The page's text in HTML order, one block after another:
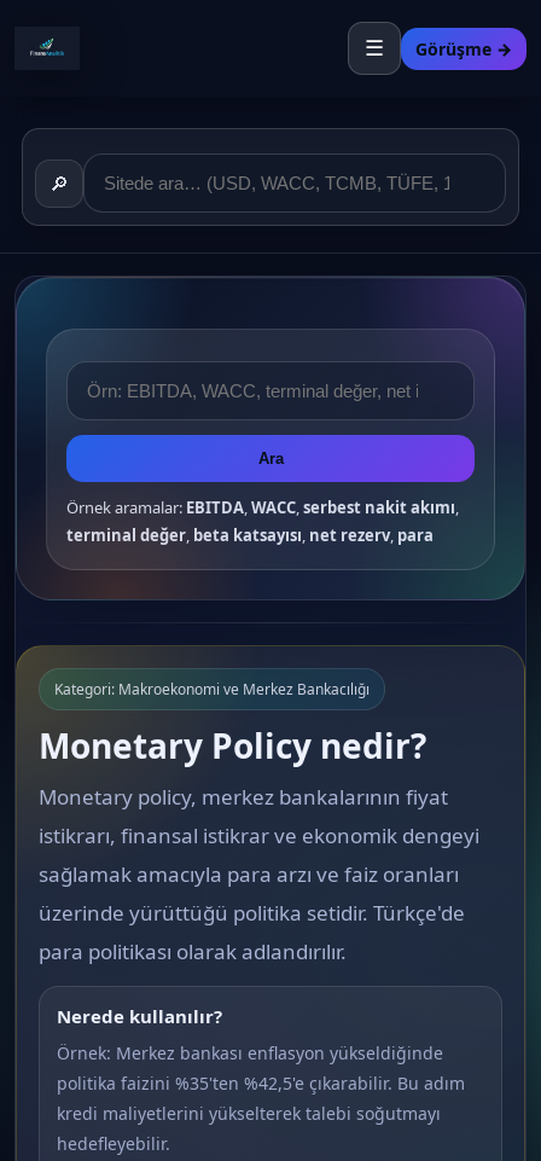
☰ Görüşme →
🔎
Ara
Örnek aramalar: EBITDA,WACC,serbest nakit akımı,
terminal değer, beta katsayısı, net rezerv, para
Kategori: Makroekonomi ve Merkez Bankacılığı
Monetary Policy nedir?
Monetary policy, merkez bankalarının fiyat
istikrarı, finansal istikrar ve ekonomik dengeyi
sağlamak amacıyla para arzı ve faiz oranları
üzerinde yürüttüğü politika setidir. Türkçe'de
para politikası olarak adlandırılır.
Nerede kullanılır?
Örnek: Merkez bankası enflasyon yükseldiğinde
politika faizini %35'ten %42,5'e çıkarabilir. Bu adım
kredi maliyetlerini yükselterek talebi soğutmayı
hedefleyebilir.